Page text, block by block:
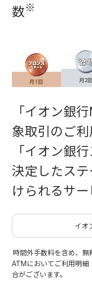
ご利用限度
の引上げ
数※
「イオン銀
象取引のご
「イオン銀
決定したス
けられるサー
イオ
時間外手数料を含め、無
ATMにおいてご利用明細
合がございます。